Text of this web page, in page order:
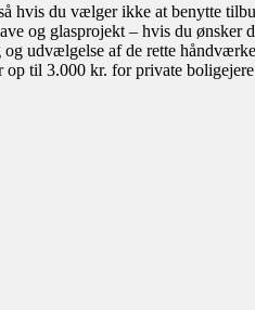
hvis du vælger ikke at benytte
og glasprojekt – hvis du ønsker
udvælgelse af de rette
op til 3.000 kr. for private boligejere